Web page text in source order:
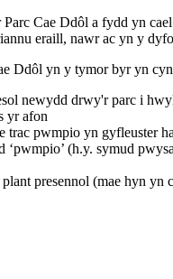
Parc Cae Ddôl a fydd yn
eraill, nawr ac yn y
Ddôl yn y tymor byr yn
newydd drwy'r parc i
yr afon
trac pwmpio yn gyfleuster
‘pwmpio’ (h.y. symud
presennol (mae hyn